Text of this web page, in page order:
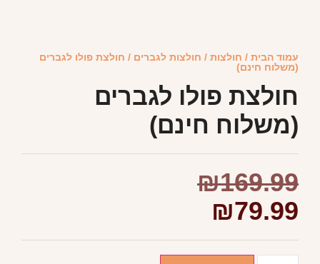
עמוד הבית / חולצות / חולצות לגברים / חולצת פולו לגברים
(משלוח חינם)
חולצת פולו לגברים
(משלוח חינם)
₪169.99
₪79.99